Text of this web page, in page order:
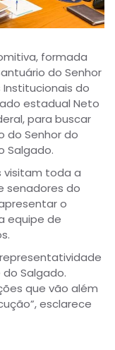
formada
do Senhor
do
estadual Neto
para buscar
do Senhor do
Salgado.
visitam toda a
senadores do
o
equipe de
Salgado.
que vão além
esclarece